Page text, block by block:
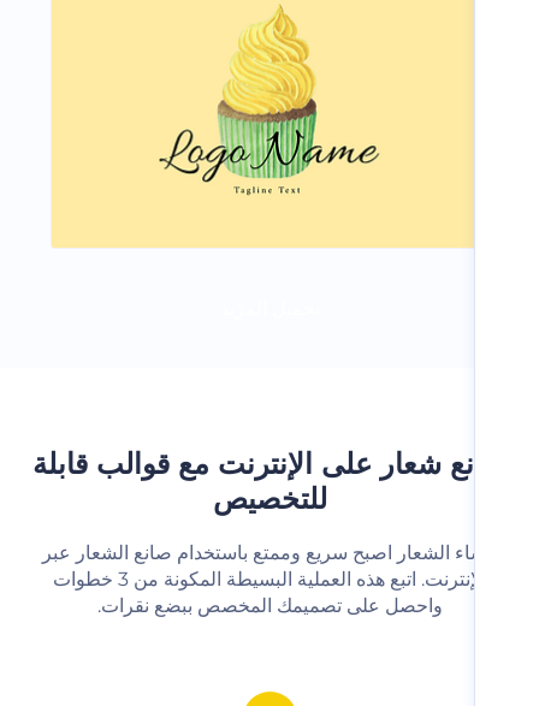
شعار على الإنترنت مع قوالب قابلة
للتخصيص
الشعار اصبح سريع وممتع باستخدام صانع الشعار عبر
الإنترنت. اتبع هذه العملية البسيطة المكونة من 3 خطوات
واحصل على تصميمك المخصص ببضع نقرات.‬